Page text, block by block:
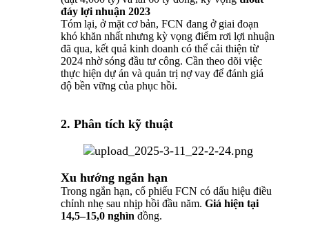
đáy lợi nhuận 2023
Tóm lại, ở mặt cơ bản, FCN đang ở giai đoạn
khó khăn nhất nhưng kỳ vọng điểm rơi lợi nhuận
đã qua, kết quả kinh doanh có thể cải thiện từ
2024 nhờ sóng đầu tư công. Cần theo dõi việc
thực hiện dự án và quản trị nợ vay để đánh giá
độ bền vững của phục hồi.
2. Phân tích kỹ thuật
Xu hướng ngắn hạn
Trong ngắn hạn, cổ phiếu FCN có dấu hiệu điều
chỉnh nhẹ sau nhịp hồi đầu năm. Giá hiện tại
14,5–15,0 nghìn đồng.